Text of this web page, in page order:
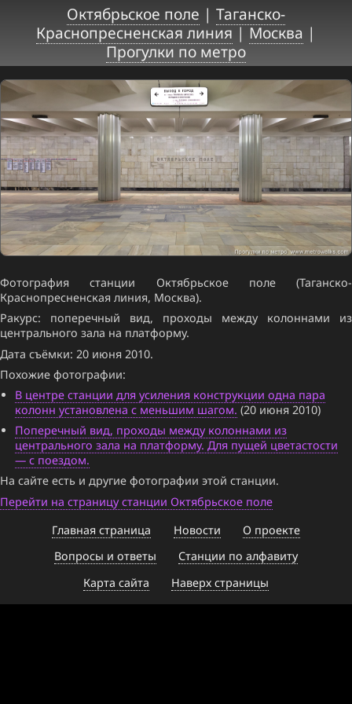
Октябрьское поле | Таганско-
Краснопресненская линия|Москва |
Прогулки по метро
Фотография станции Октябрьское поле (Таганско-
Краснопресненская линия, Москва).
Ракурс: поперечный вид, проходы между колоннами из
центрального зала на платформу.
Дата съёмки: 20 июня 2010.
Похожие фотографии:
В центре станции для усиления конструкции одна пара
колонн установлена с меньшим шагом. (20 июня 2010)
Поперечный вид, проходы между колоннами из
центрального зала на платформу. Для пущей цветастости
— с поездом.
На сайте есть и другие фотографии этой станции.
Перейти на страницу станции Октябрьское поле
Главная страница
Новости
О проекте
Вопросы и ответы
Станции по алфавиту
Карта сайта
Наверх страницы